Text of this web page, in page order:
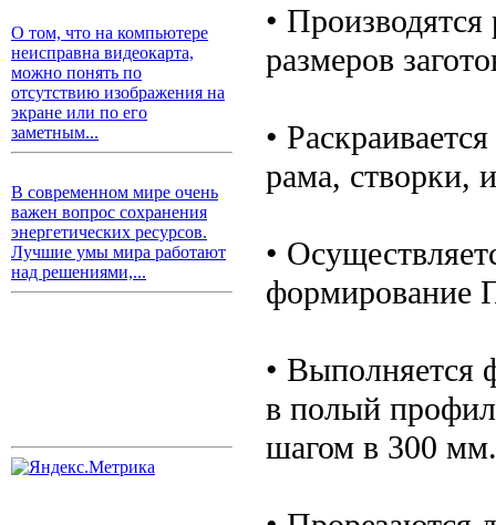
О том, что на компьютере
неисправна видеокарта,
можно понять по
отсутствию изображения на
экране или по его
заметным...
В современном мире очень
важен вопрос сохранения
энергетических ресурсов.
Лучшие умы мира работают
над решениями,...
•
размеров
•
рама, створки,
•
формирование
• Выполняется
в полый
шагом в 300 мм.